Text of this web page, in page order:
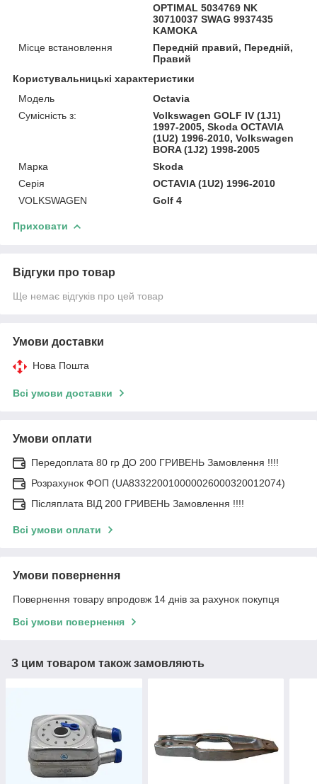
OPTIMAL 5034769 NK
30710037 SWAG 9937435
KAMOKA
Місце встановлення
Передній правий, Передній,
Правий
Користувальницькі характеристики
Модель
Octavia
Сумісність з:
Volkswagen GOLF IV (1J1)
1997-2005, Skoda OCTAVIA
(1U2) 1996-2010, Volkswagen
BORA (1J2) 1998-2005
Марка
Skoda
Серія
OCTAVIA (1U2) 1996-2010
VOLKSWAGEN
Golf 4
Приховати
Відгуки про товар
Ще немає відгуків про цей товар
Умови доставки
Нова Пошта
Всі умови доставки
Умови оплати
Передоплата 80 гр ДО 200 ГРИВЕНЬ Замовлення !!!!
Розрахунок ФОП (UA833220010000026000320012074)
Післяплата ВІД 200 ГРИВЕНЬ Замовлення !!!!
Всі умови оплати
Умови повернення
Повернення товару впродовж 14 днів за рахунок покупця
Всі умови повернення
З цим товаром також замовляють